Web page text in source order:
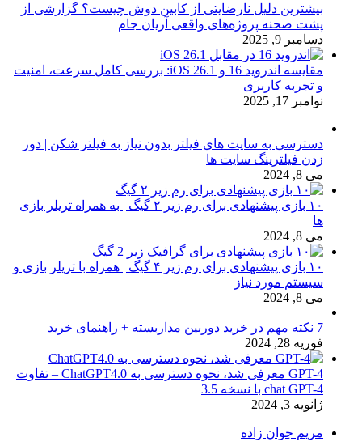
بیشترین دلیل نارضایتی از کابین دوش چیست؟ گزارشی از
پشت صحنه پروژه‌های واقعی آریان جام
دسامبر 9, 2025
مقایسه اندروید 16 و iOS 26.1: بررسی کامل سرعت، امنیت
و تجربه کاربری
نوامبر 17, 2025
دسترسی به سایت های فیلتر بدون نیاز به فیلتر شکن | دور
زدن فیلترینگ سایت ها
می 8, 2024
۱۰ بازی پیشنهادی برای رم زیر ۲ گیگ | به همراه تریلر بازی
ها
می 8, 2024
۱۰ بازی پیشنهادی برای رم زیر ۴ گیگ | همراه با تریلر بازی و
سیستم مورد نیاز
می 8, 2024
7 نکته مهم در خرید دوربین مداربسته + راهنمای خرید
فوریه 28, 2024
GPT-4 معرفی شد، نحوه دسترسی به ChatGPT4.0 – تفاوت
chat GPT-4 با نسخه 3.5
ژانویه 3, 2024
مریم جوان زاده